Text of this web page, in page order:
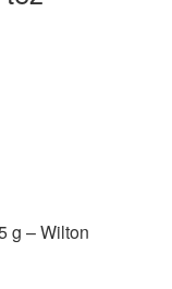
g – Wilton